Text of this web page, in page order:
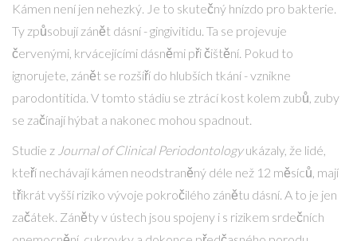
Kámen není jen nehezký. Je to skutečný hnízdo pro bakterie.
Ty způsobují zánět dásní - gingivitidu. Ta se projevuje
červenými, krvácejícími dásněmi při čištění. Pokud to
ignorujete, zánět se rozšíří do hlubších tkání - vznikne
parodontitida. V tomto stádiu se ztrácí kost kolem zubů, zuby
se začínají hýbat a nakonec mohou spadnout.
Studie z Journal of Clinical Periodontologyukázaly, že lidé,
kteří nechávají kámen neodstraněný déle než 12 měsíců, mají
třikrát vyšší riziko vývoje pokročilého zánětu dásní. A to je jen
začátek. Záněty v ústech jsou spojeny i s rizikem srdečních